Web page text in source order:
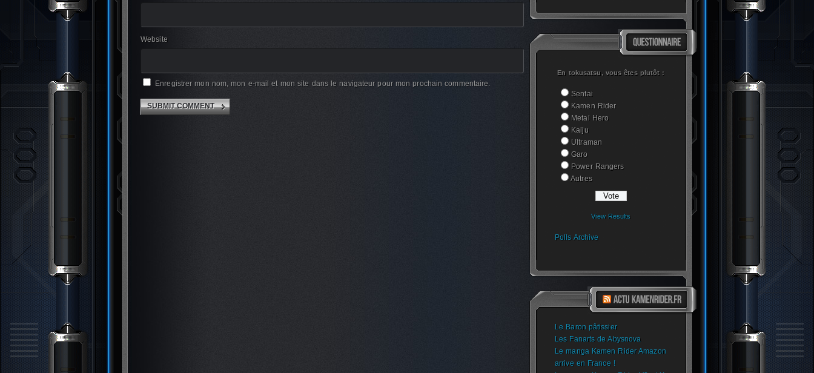
En tokusatsu, vous êtes plutôt :
Sentai
Kamen Rider
Metal Hero
Kaiju
Ultraman
Garo
Power Rangers
Autres
View Results
Polls Archive
Le Baron pâtissier
Les Fanarts de Abysnova
Le manga Kamen Rider Amazon
arrive en France !
Website
Enregistrer mon nom, mon e-mail et mon site dans le navigateur pour mon prochain commentaire.